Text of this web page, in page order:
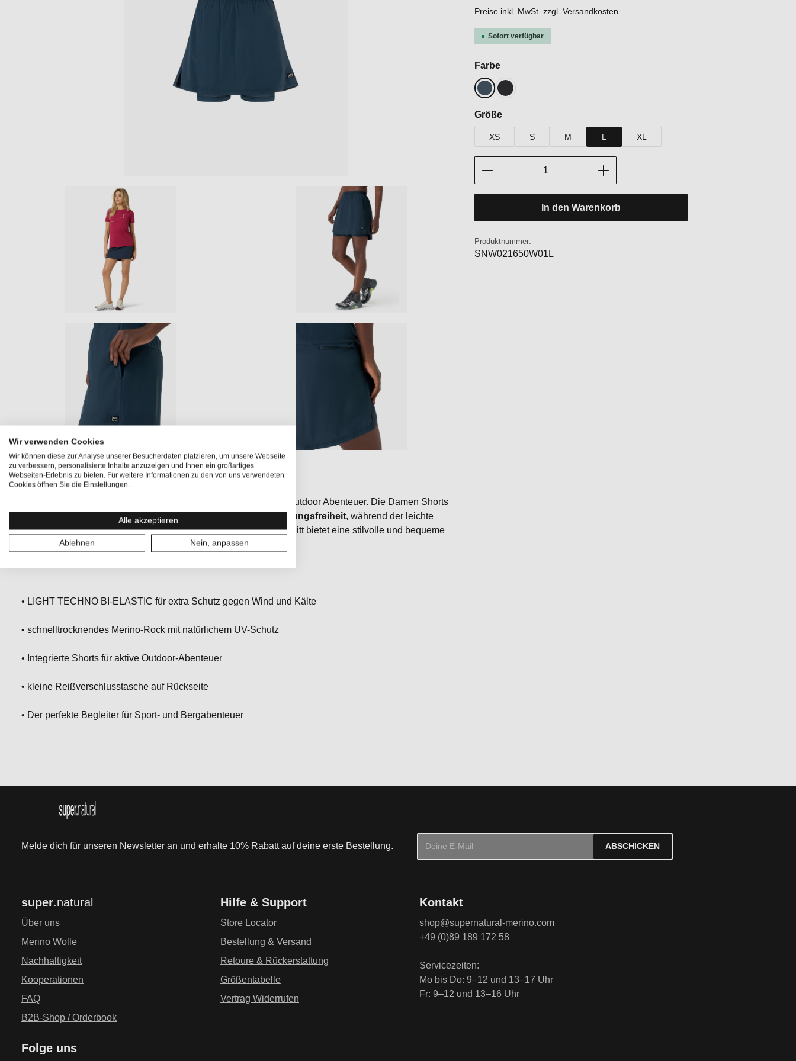
Preise inkl. MwSt. zzgl. Versandkosten
Sofort verfügbar
Farbeauswählen
BlueberryJet Black
Größeauswählen
XS S M L XL
Produkt Anzahl: Gib den gewünschten Wert ein
In den Warenkorb
Produktnummer:
SNW021650W01L
Produktinformationen "HIKING SKIRT"
, ist ideal für aktive Outdoor Abenteuer. Die Damen Shorts
sorgen für Atmungsaktivität und Bewegungsfreiheit, während der leichte
Stoff ein angenehmes Tragegefühl garantiert. Der Mini Rock Schnitt bietet eine stilvolle und bequeme
Passform für alle Aktivitäten.
• LIGHT TECHNO BI-ELASTIC für extra Schutz gegen Wind und Kälte
• schnelltrocknendes Merino-Rock mit natürlichem UV-Schutz
• Integrierte Shorts für aktive Outdoor-Abenteuer
• kleine Reißverschlusstasche auf Rückseite
• Der perfekte Begleiter für Sport- und Bergabenteuer
Melde dich für unseren Newsletter an und erhalte 10% Rabatt auf deine erste Bestellung. ABSCHICKEN
genommen und die
einverstanden.*
Die mit einem Stern (*) markierten Felder sind Pflichtfelder.
Folge uns
super.natural
Über uns
Merino Wolle
Nachhaltigkeit
Kooperationen
FAQ
B2B-Shop / Orderbook
Hilfe & Support
Store Locator
Bestellung & Versand
Retoure & Rückerstattung
Größentabelle
Vertrag Widerrufen
Kontakt
shop@supernatural-merino.com
+49 (0)89 189 172 58
Servicezeiten:
Mo bis Do: 9–12 und 13–17 Uhr
Fr: 9–12 und 13–16 Uhr
Wir verwenden Cookies
Wir können diese zur Analyse unserer Besucherdaten platzieren, um unsere Webseite
zu verbessern, personalisierte Inhalte anzuzeigen und Ihnen ein großartiges
Webseiten-Erlebnis zu bieten. Für weitere Informationen zu den von uns verwendeten
Cookies öffnen Sie die Einstellungen.
Alle akzeptieren
Ablehnen Nein, anpassen